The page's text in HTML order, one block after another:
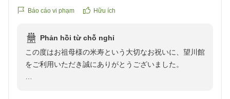
クチコミの詳細はこちらから
reviewId=33123478524869
Báo cáo vi phạm Hữu ích
Phản hồi từ chỗ nghỉ
この度はお祖母様の米寿という大切なお祝いに、望川館
をご利用いただき誠にありがとうございました。